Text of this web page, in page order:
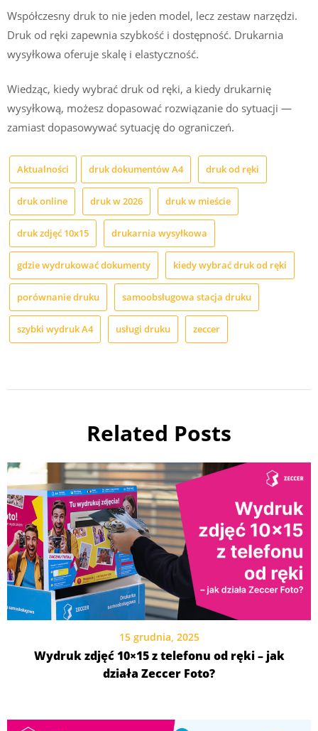
Współczesny druk to nie jeden model, lecz zestaw narzędzi.
Druk od ręki zapewnia szybkość i dostępność. Drukarnia
wysyłkowa oferuje skalę i elastyczność.
Wiedząc, kiedy wybrać druk od ręki, a kiedy drukarnię
wysyłkową, możesz dopasować rozwiązanie do sytuacji —
zamiast dopasowywać sytuację do ograniczeń.
Aktualności druk dokumentów A4 druk od ręki
druk online druk w 2026 druk w mieście
druk zdjęć 10x15 drukarnia wysyłkowa
gdzie wydrukować dokumenty kiedy wybrać druk od ręki
porównanie druku samoobsługowa stacja druku
szybki wydruk A4 usługi druku zeccer
Related Posts
15 grudnia, 2025
Wydruk zdjęć 10×15 z telefonu od ręki – jak
działa Zeccer Foto?